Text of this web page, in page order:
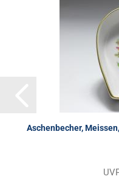
Aschenbecher,